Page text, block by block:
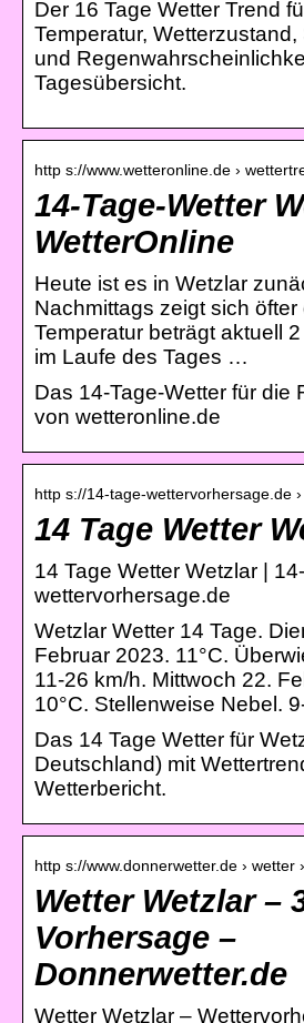
Der 16 Tage Wetter Trend
Temperatur,
und
Tagesübersicht.
http s://www.wetteronline.de ›
14-Tage-Wetter
WetterOnline
Heute ist es in Wetzlar
Nachmittags zeigt sich
Temperatur beträgt aktuell
im Laufe des Tages …
Das 14-Tage-Wetter für die
von wetteronline.de
http s://14-tage-wettervorhersage.de
14 Tage Wetter
14 Tage Wetter Wetzlar |
wettervorhersage.de
Wetzlar Wetter 14 Tage.
Februar 2023. 11°C.
11-26 km/h. Mittwoch 22.
10°C. Stellenweise Nebel.
Das 14 Tage Wetter für
Deutschland) mit
Wetterbericht.
http s://www.donnerwetter.de › wetter
Wetter Wetzlar –
Vorhersage –
Donnerwetter.de
Wetter Wetzlar –